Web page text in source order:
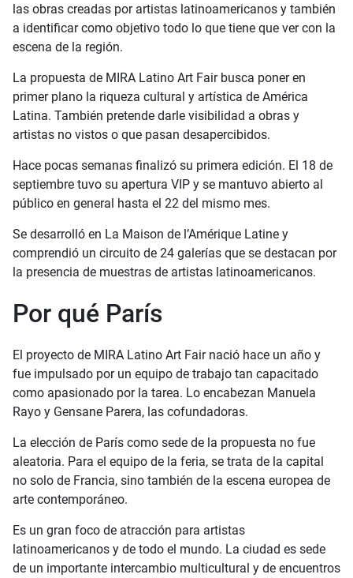
las obras creadas por artistas latinoamericanos y también
a identificar como objetivo todo lo que tiene que ver con la
escena de la región.
La propuesta de MIRA Latino Art Fair busca poner en
primer plano la riqueza cultural y artística de América
Latina. También pretende darle visibilidad a obras y
artistas no vistos o que pasan desapercibidos.
Hace pocas semanas finalizó su primera edición. El 18 de
septiembre tuvo su apertura VIP y se mantuvo abierto al
público en general hasta el 22 del mismo mes.
Se desarrolló en La Maison de l’Amérique Latine y
comprendió un circuito de 24 galerías que se destacan por
la presencia de muestras de artistas latinoamericanos.
Por qué París
El proyecto de MIRA Latino Art Fair nació hace un año y
fue impulsado por un equipo de trabajo tan capacitado
como apasionado por la tarea. Lo encabezan Manuela
Rayo y Gensane Parera, las cofundadoras.
La elección de París como sede de la propuesta no fue
aleatoria. Para el equipo de la feria, se trata de la capital
no solo de Francia, sino también de la escena europea de
arte contemporáneo.
Es un gran foco de atracción para artistas
latinoamericanos y de todo el mundo. La ciudad es sede
de un importante intercambio multicultural y de encuentros